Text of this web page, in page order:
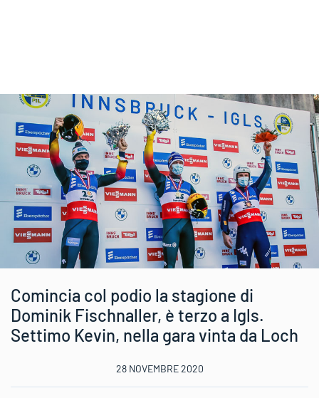
Comincia col podio la stagione di
Dominik Fischnaller, è terzo a Igls.
Settimo Kevin, nella gara vinta da Loch
28 NOVEMBRE 2020